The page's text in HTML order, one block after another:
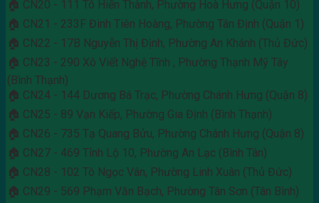
🏠 CN20 - 111 Tô Hiến Thành, Phường Hoà Hưng (Quận 10)
🏠 CN21 - 233F Đinh Tiên Hoàng, Phường Tân Định (Quận 1)
🏠 CN22 - 17B Nguyễn Thị Định, Phường An Khánh (Thủ Đức)
🏠 CN23 - 290 Xô Viết Nghệ Tĩnh , Phường Thạnh Mỹ Tây
(Bình Thạnh)
🏠 CN24 - 144 Dương Bá Trạc, Phường Chánh Hưng (Quận 8)
🏠 CN25 - 89 Vạn Kiếp, Phường Gia Định (Bình Thạnh)
🏠 CN26 - 735 Tạ Quang Bửu, Phường Chánh Hưng (Quận 8)
🏠 CN27 - 469 Tỉnh Lộ 10, Phường An Lạc (Bình Tân)
🏠 CN28 - 102 Tô Ngọc Vân, Phường Linh Xuân (Thủ Đức)
🏠 CN29 - 569 Phạm Văn Bạch, Phường Tân Sơn (Tân Bình)